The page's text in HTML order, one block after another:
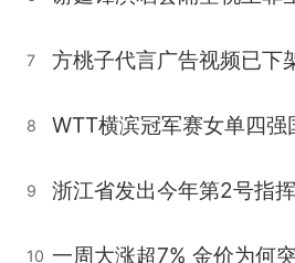
7 方桃子代言广告视频已下
8
9 浙江省发出今年第2号指
10 一周大涨超7% 金价为何